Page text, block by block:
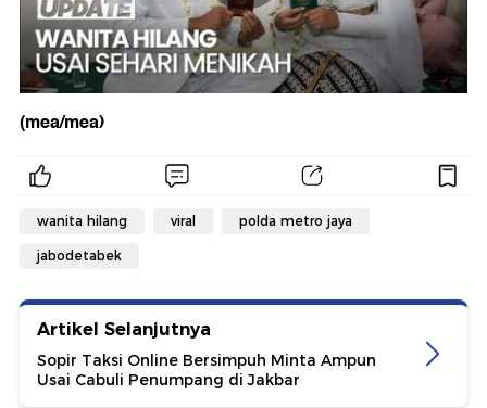
(mea/mea)
wanita hilang viral polda metro jaya
jabodetabek
Artikel Selanjutnya
Sopir Taksi Online Bersimpuh Minta Ampun
Usai Cabuli Penumpang di Jakbar